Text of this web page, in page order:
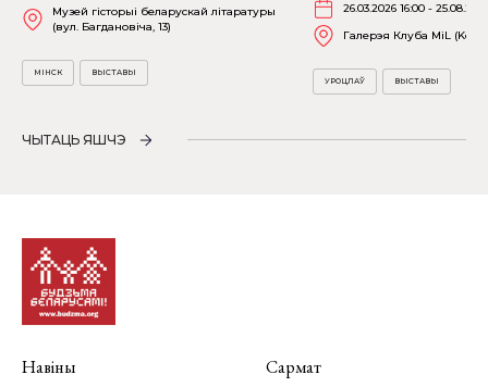
Музей гісторыі беларускай літаратуры
(вул. Багдановіча, 13)
МІНСК ВЫСТАВЫ
26.03.2026 16:00 -
Галерэя Клуба MiL
УРОЦЛАЎ ВЫСТАВЫ
ЧЫТАЦЬ ЯШЧЭ
Навіны
Сармат